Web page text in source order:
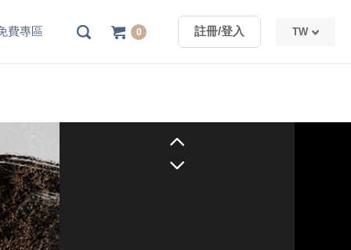
TW
TW
費專區 0 註冊/登入